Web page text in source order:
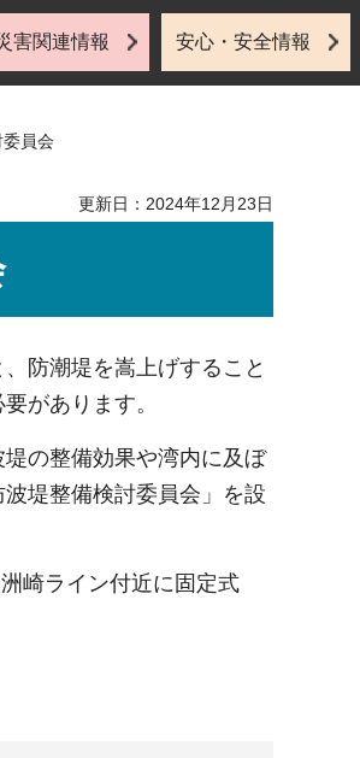
害関連情報 安心・安全情報
員会
更新日：2024年12月23日
防潮堤を嵩上げすること
があります。
の整備効果や湾内に及ぼ
堤整備検討委員会」を設
崎ライン付近に固定式